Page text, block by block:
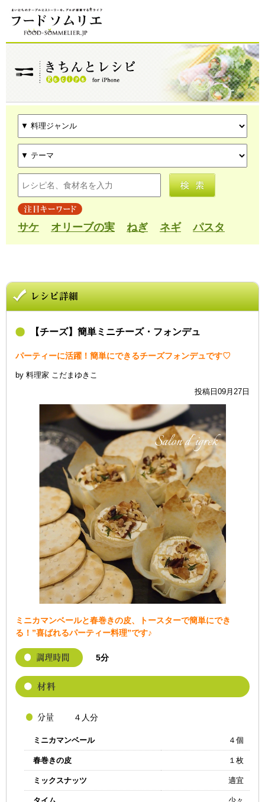
サケ オリーブの実 ねぎ ネギ パスタ
【チーズ】簡単ミニチーズ・フォンデュ
パーティーに活躍！簡単にできるチーズフォンデュです♡
by 料理家 こだまゆきこ
投稿日09月27日
ミニカマンベールと春巻きの皮、トースターで簡単にでき
る！”喜ばれるパーティー料理”です♪
5分
４人分
ミニカマンベール ４個
春巻きの皮 １枚
ミックスナッツ 適宜